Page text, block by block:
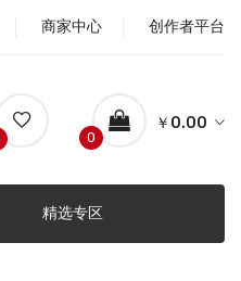
商家中心 创作者平台
￥0.00
0
精选专区